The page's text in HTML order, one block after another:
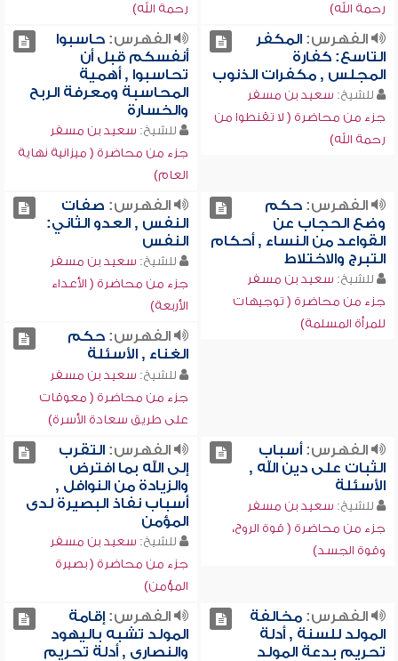
رحمة الله)
رحمة الله)
الفهرس:المكفر
التاسع: كفارة
المجلس , مكفرات الذنوب
للشيخ: سعيد بن مسفر
جزء من محاضرة ( لا تقنطوا من
رحمة الله)
الفهرس:حاسبوا
أنفسكم قبل أن
تحاسبوا , أهمية
المحاسبة ومعرفة الربح
والخسارة
للشيخ: سعيد بن مسفر
جزء من محاضرة ( ميزانية نهاية
العام)
الفهرس:حكم
وضع الحجاب عن
القواعد من النساء , أحكام
التبرج والاختلاط
للشيخ: سعيد بن مسفر
جزء من محاضرة ( توجيهات
للمرأة المسلمة)
الفهرس: صفات
النفس , العدو الثاني:
النفس
للشيخ: سعيد بن مسفر
جزء من محاضرة ( الأعداء
الأربعة)
الفهرس:حكم
الغناء , الأسئلة
للشيخ: سعيد بن مسفر
جزء من محاضرة ( معوقات
على طريق سعادة الأسرة)
الفهرس:أسباب
الثبات على دين الله ,
الأسئلة
للشيخ: سعيد بن مسفر
جزء من محاضرة ( قوة الروح،
وقوة الجسد)
الفهرس:التقرب
إلى الله بما افترض
والزيادة من النوافل ,
أسباب نفاذ البصيرة لدى
المؤمن
للشيخ: سعيد بن مسفر
جزء من محاضرة ( بصيرة
المؤمن)
الفهرس:مخالفة
المولد للسنة , أدلة
تحريم بدعة المولد
الفهرس:إقامة
المولد تشبه باليهود
والنصارى , أدلة تحريم